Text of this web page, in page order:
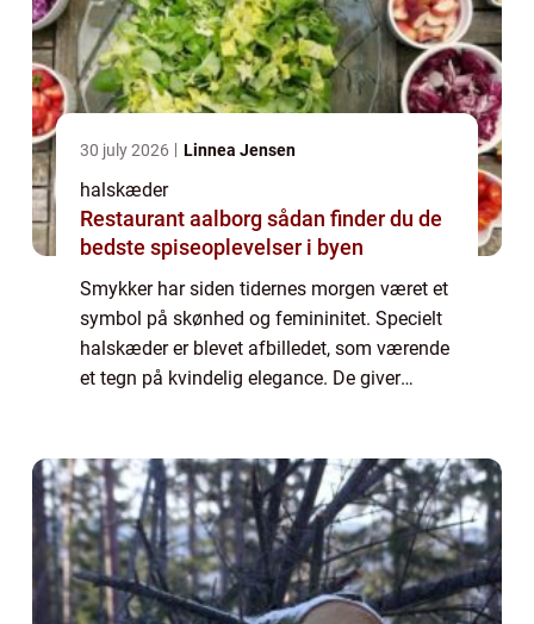
30 july 2026 Linnea Jensen
halskæder
Restaurant aalborg sådan finder du de
bedste spiseoplevelser i byen
Smykker har siden tidernes morgen været et
symbol på skønhed og femininitet. Specielt
halskæder er blevet afbilledet, som værende
et tegn på kvindelig elegance. De giver